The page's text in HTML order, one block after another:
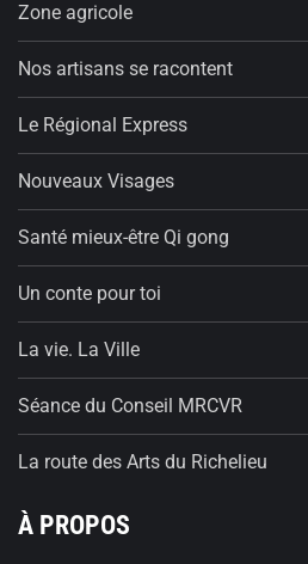
Zone agricole
Nos artisans se racontent
Le Régional Express
Nouveaux Visages
Santé mieux-être Qi gong
Un conte pour toi
La vie. La Ville
Séance du Conseil MRCVR
La route des Arts du Richelieu
À PROPOS